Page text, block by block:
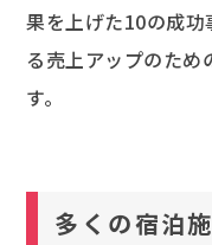
果を上げた10の成
る売上アップのため
す。
多くの宿泊